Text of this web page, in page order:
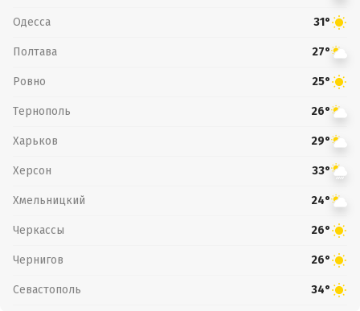
Одесса 31°
Полтава 27°
Ровно 25°
Тернополь 26°
Харьков 29°
Херсон 33°
Хмельницкий 24°
Черкассы 26°
Чернигов 26°
Севастополь 34°